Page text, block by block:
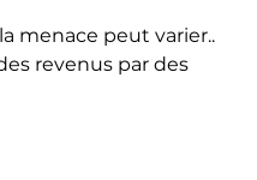
menace peut varier..
revenus par des